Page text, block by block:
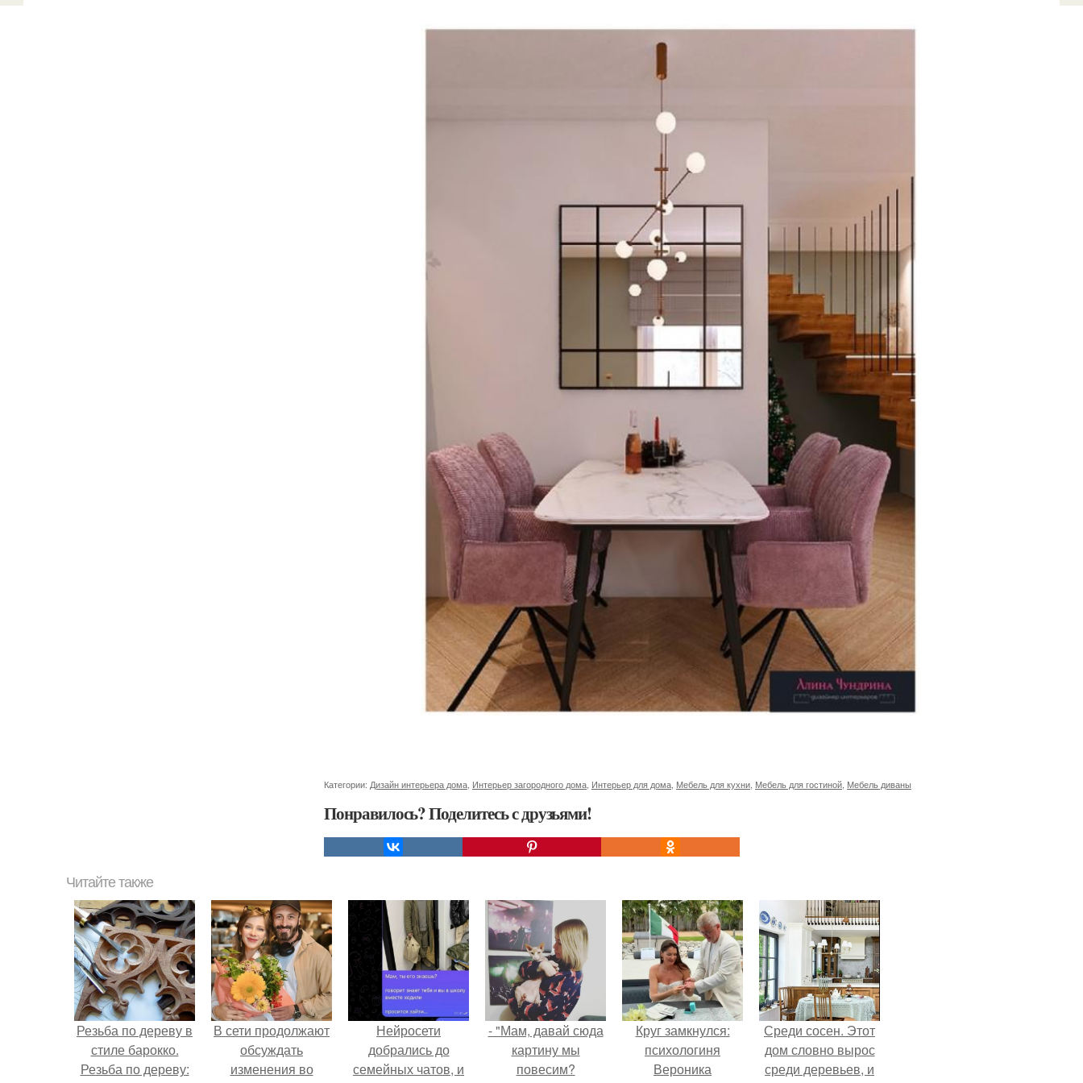
Категории: Дизайн интерьера дома Интерьер загородного дома Интерьер для дома Мебель для кухни Мебель для гостиной Мебель диваны
Понравилось? Поделитесь с друзьями!
Читайте также
Резьба по дереву в
стиле барокко.
Резьба по дереву:
В сети продолжают
обсуждать
изменения во
Нейросети
добрались до
семейных чатов, и
- "Мам, давай сюда
картину мы
повесим?
Круг замкнулся:
психологиня
Вероника
Среди сосен. Этот
дом словно вырос
среди деревьев, и